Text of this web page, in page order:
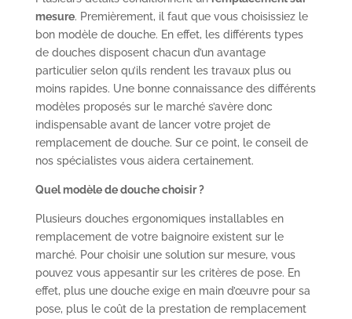
mesure. Premièrement, il faut que vous choisissiez le
bon modèle de douche. En effet, les différents types
de douches disposent chacun d’un avantage
particulier selon qu’ils rendent les travaux plus ou
moins rapides. Une bonne connaissance des différents
modèles proposés sur le marché s’avère donc
indispensable avant de lancer votre projet de
remplacement de douche. Sur ce point, le conseil de
nos spécialistes vous aidera certainement.
Quel modèle de douche choisir ?
Plusieurs douches ergonomiques installables en
remplacement de votre baignoire existent sur le
marché. Pour choisir une solution sur mesure, vous
pouvez vous appesantir sur les critères de pose. En
effet, plus une douche exige en main d’œuvre pour sa
pose, plus le coût de la prestation de remplacement